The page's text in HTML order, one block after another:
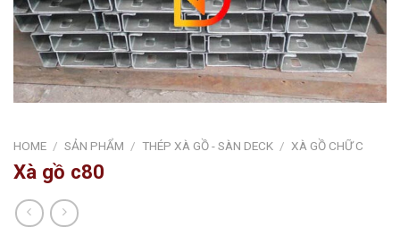
HOME / SẢN PHẨM / THÉP XÀ GỒ - SÀN DECK / XÀ GỒ CHỮ C
Xà gồ c80